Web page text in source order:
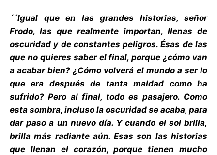
´´Igual que en las grandes historias, señor
Frodo, las que realmente importan, llenas de
oscuridad y de constantes peligros. Ésas de las
que no quieres saber el final, porque ¿cómo van
a acabar bien? ¿Cómo volverá el mundo a ser lo
que era después de tanta maldad como ha
sufrido? Pero al final, todo es pasajero. Como
esta sombra, incluso la oscuridad se acaba, para
dar paso a un nuevo día. Y cuando el sol brilla,
brilla más radiante aún. Esas son las historias
que llenan el corazón, porque tienen mucho